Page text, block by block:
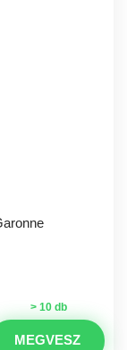
> 10 db
MEGVESZ